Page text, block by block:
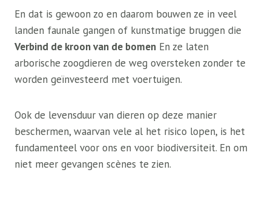
En dat is gewoon zo en daarom bouwen ze in veel
landen faunale gangen of kunstmatige bruggen die
Verbind de kroon van de bomen En ze laten
arborische zoogdieren de weg oversteken zonder te
worden geïnvesteerd met voertuigen.
Ook de levensduur van dieren op deze manier
beschermen, waarvan vele al het risico lopen, is het
fundamenteel voor ons en voor biodiversiteit. En om
niet meer gevangen scènes te zien.